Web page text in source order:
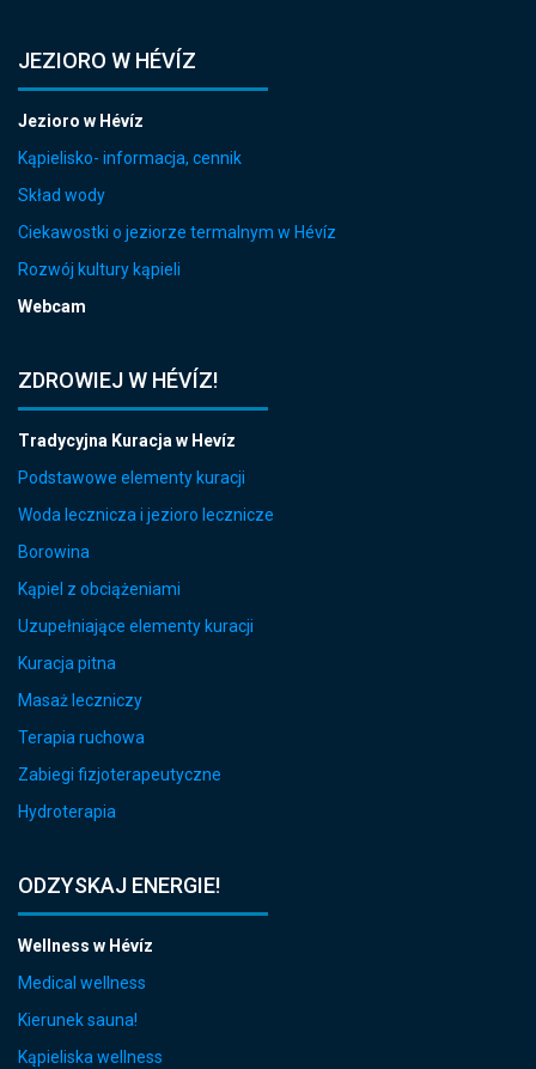
JEZIORO W HÉVÍZ
Jezioro w Hévíz
Kąpielisko- informacja, cennik
Skład wody
Ciekawostki o jeziorze termalnym w Hévíz
Rozwój kultury kąpieli
Webcam
ZDROWIEJ W HÉVÍZ!
Tradycyjna Kuracja w Hevíz
Podstawowe elementy kuracji
Woda lecznicza i jezioro lecznicze
Borowina
Kąpiel z obciążeniami
Uzupełniające elementy kuracji
Kuracja pitna
Masaż leczniczy
Terapia ruchowa
Zabiegi fizjoterapeutyczne
Hydroterapia
ODZYSKAJ ENERGIE!
Wellness w Hévíz
Medical wellness
Kierunek sauna!
Kąpieliska wellness